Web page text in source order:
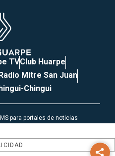
TVClub Huarpe
Mitre San Juan
Chingui
para portales de noticias